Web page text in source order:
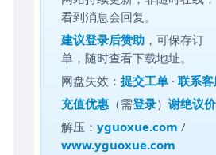
看到消息会回复。
建议登录后赞助 ，可保存订
单，随时查看下载地址。
网盘失效：提交工单 ·联系
充值优惠 （需登录）谢绝议价
解压：yguoxue.com /
www.yguoxue.com